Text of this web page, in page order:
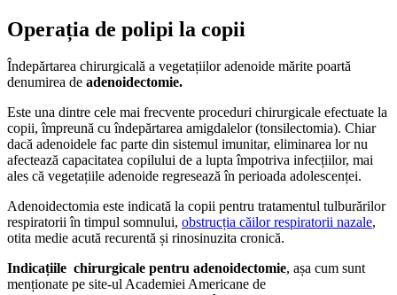
Operația de polipi la copii
Îndepărtarea chirurgicală a vegetațiilor adenoide mărite poartă
denumirea de adenoidectomie.
Este una dintre cele mai frecvente proceduri chirurgicale efectuate la
copii, împreună cu îndepărtarea amigdalelor (tonsilectomia). Chiar
dacă adenoidele fac parte din sistemul imunitar, eliminarea lor nu
afectează capacitatea copilului de a lupta împotriva infecțiilor, mai
ales că vegetațiile adenoide regresează în perioada adolescenței.
Adenoidectomia este indicată la copii pentru tratamentul tulburărilor
respiratorii în timpul somnului, obstrucția căilor respiratorii nazale,
otita medie acută recurentă și rinosinuzita cronică.
Indicațiile chirurgicale pentru adenoidectomie, așa cum sunt
menționate pe site-ul Academiei Americane de